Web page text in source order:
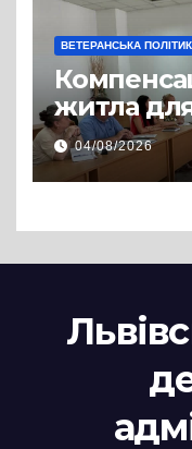
ВЕТЕРАНСЬКА
житла
нові заяви
04/08/2026